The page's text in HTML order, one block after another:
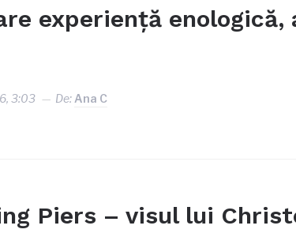
experiență enologică,
3:03 De: Ana C
Piers – visul lui